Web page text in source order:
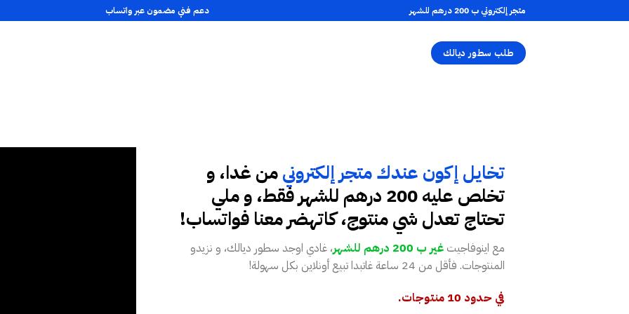
دعم فني مضمون عبر واتساب متجر إلكتروني ب 200 درهم للشهر
طلب سطور ديالك
تخايل إكون عندك متجر إلكترونيمن غدا، و
تخلص عليه 200 درهم للشهر فقط، و ملي
تحتاج تعدل شي منتوج، كاتهضر معنا فواتساب!
مع اينوفاجيت غير ب 200 درهم للشهر
، غادي اوجد سطور ديالك، و نزيدو
المنتوجات. فأقل من 24 ساعة غاتبدا تبيع أونلاين بكل سهولة!
في حدود 10 منتوجات.